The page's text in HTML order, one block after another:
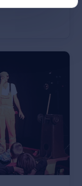
(Südring
Staunen